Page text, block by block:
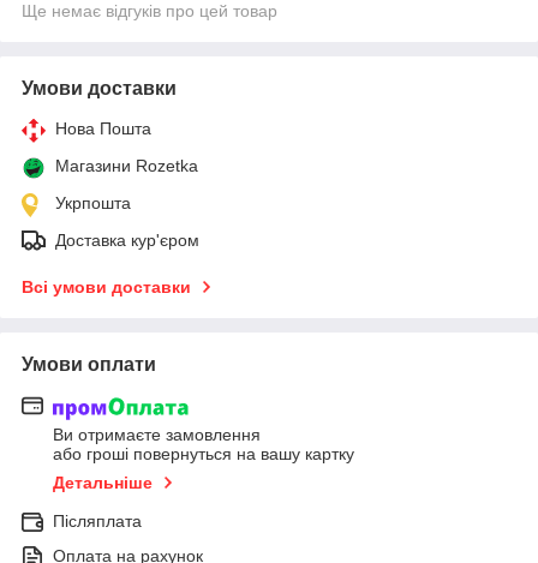
Ще немає відгуків про цей товар
Умови доставки
Нова Пошта
Магазини Rozetka
Укрпошта
Доставка кур'єром
Всі умови доставки
Умови оплати
Ви отримаєте замовлення
або гроші повернуться на вашу картку
Детальніше
Післяплата
Оплата на рахунок